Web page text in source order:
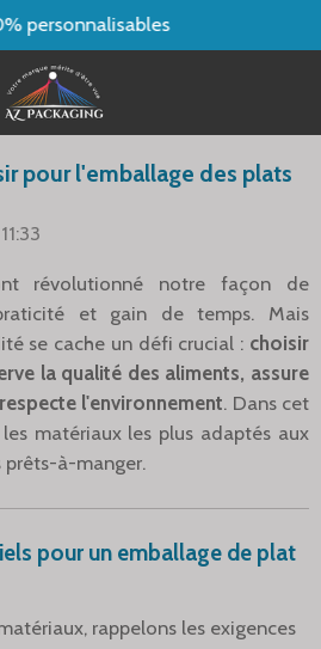
personnalisables
pour l'emballage des plats
révolutionné notre façon de
et gain de temps. Mais
se cache un défi crucial : choisir
la qualité des aliments, assure
l'environnement. Dans cet
matériaux les plus adaptés aux
à-manger.
pour un emballage de plat
rappelons les exigences